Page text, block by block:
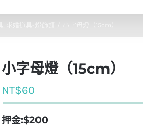
求婚道具-燈飾類 小字母燈（15cm）
小字母燈（15cm）
NT$60
押金:$200